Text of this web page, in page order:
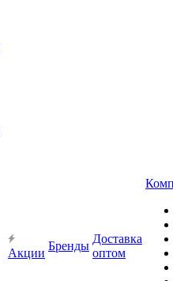
Акции
Бренды
Доставка
оптом